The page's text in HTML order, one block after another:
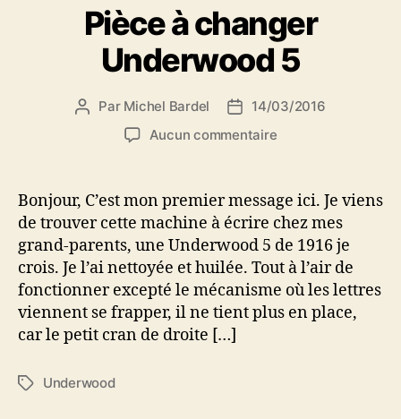
Pièce à changer
Underwood 5
Auteur
Par Michel Bardel
Date
de
14/03/2016
Aucun commentairesur
changer
Underwood
5
Bonjour, C’est mon premier message ici. Je viens
de trouver cette machine à écrire chez mes
grand-parents, une Underwood 5 de 1916 je
crois. Je l’ai nettoyée et huilée. Tout à l’air de
fonctionner excepté le mécanisme où les lettres
viennent se frapper, il ne tient plus en place,
car le petit cran de droite […]
Étiquettes
Underwood